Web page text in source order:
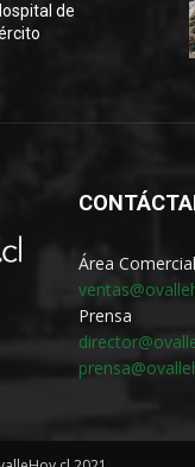
de
Área Comercial
Prensa